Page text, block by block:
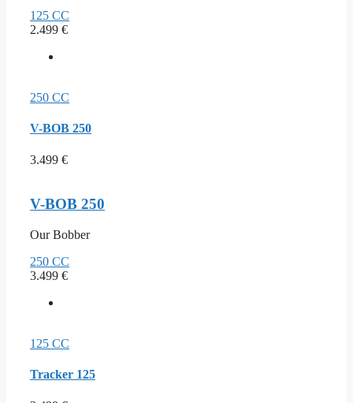
125 CC
2.499 €
250 CC
V-BOB 250
3.499 €
V-BOB 250
Our Bobber
250 CC
3.499 €
125 CC
Tracker 125